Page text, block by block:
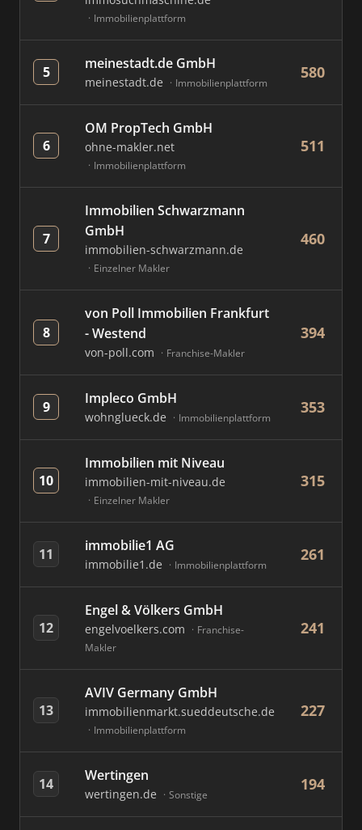
Immobilienplattform
5 meinestadt.de GmbH
meinestadt.de Immobilienplattform
580
6
OM PropTech GmbH
ohne-makler.net
Immobilienplattform
511
7
Immobilien Schwarzmann
GmbH
immobilien-schwarzmann.de
Einzelner Makler
460
8
von Poll Immobilien Frankfurt
- Westend
von-poll.com Franchise-Makler
394
9 Impleco GmbH
wohnglueck.de Immobilienplattform
353
10
Immobilien mit Niveau
immobilien-mit-niveau.de
Einzelner Makler
315
11 immobilie1 AG
immobilie1.de Immobilienplattform
261
12
Engel & Völkers GmbH
engelvoelkers.com
Franchise-
Makler
241
13
AVIV Germany GmbH
immobilienmarkt.sueddeutsche.de
Immobilienplattform
227
14 Wertingen
wertingen.de Sonstige
194